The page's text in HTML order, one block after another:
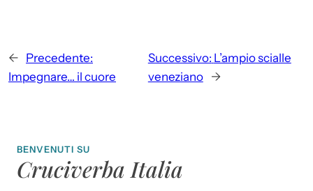
← Precedente:
Impegnare… il cuore
Successivo: L’ampio scialle
veneziano
→
BENVENUTI SU
Cruciverba Italia